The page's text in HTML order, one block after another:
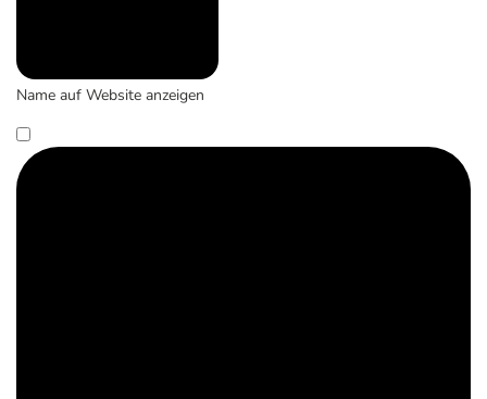
Name auf Website anzeigen